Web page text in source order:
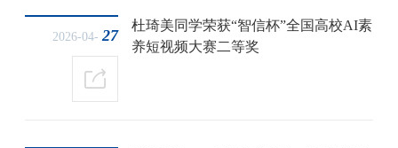
2026-04- 27
杜琦美同学荣获“智信杯”全国高校AI素
养短视频大赛二等奖